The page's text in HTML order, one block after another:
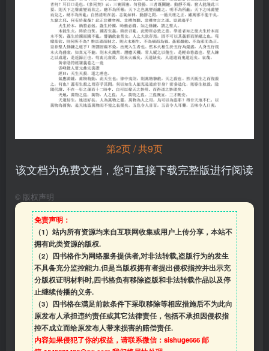
第2页 / 共9页
该文档为免费文档，您可直接下载完整版进行阅读
© 版权声明
免责声明：
（1）站内所有资源均来自互联网收集或用户上传分享，本站不
拥有此类资源的版权.
（2）四书格作为网络服务提供者,对非法转载,盗版行为的发生
不具备充分监控能力.但是当版权拥有者提出侵权指控并出示充
分版权证明材料时,四书格负有移除盗版和非法转载作品以及停
止继续传播的义务.
（3）四书格在满足前款条件下采取移除等相应措施后不为此向
原发布人承担违约责任或其它法律责任，包括不承担因侵权指
控不成立而给原发布人带来损害的赔偿责任.
内容如果侵犯了你的权益，请联系微信：sishuge666 邮